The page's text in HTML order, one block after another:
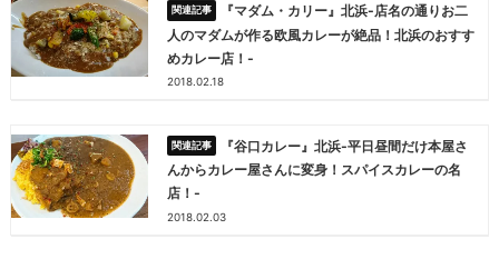
『マダム・カリー』北浜-店名の通りお二
人のマダムが作る欧風カレーが絶品！北浜のおすす
めカレー店！-
2018.02.18
『谷口カレー』北浜-平日昼間だけ本屋さ
んからカレー屋さんに変身！スパイスカレーの名
店！-
2018.02.03